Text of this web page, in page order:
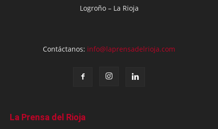
Logroño – La Rioja
Contáctanos: info@laprensadelrioja.com
La Prensa del Rioja